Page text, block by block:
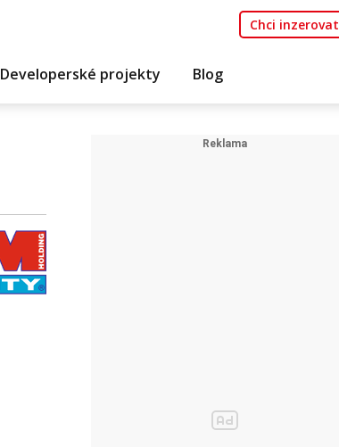
Chci inzerovat
Developerské projekty Blog